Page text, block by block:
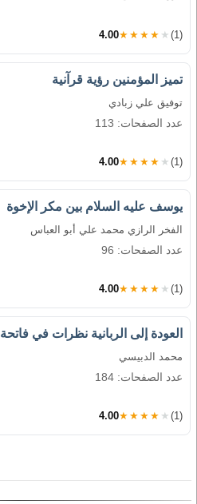
4.00★★★★★ (1)
تميز المؤمنين رؤية قرآنية
توفيق علي زبادي
عدد الصفحات: 113
4.00★★★★★ (1)
يوسف عليه السلام بين مكر الإخوة
الفخر الرازي محمد علي أبو العباس
عدد الصفحات: 96
4.00★★★★★ (1)
العودة إلى الربانية نظرات في فاتحة
محمد الدبيسي
عدد الصفحات: 184
4.00★★★★★ (1)